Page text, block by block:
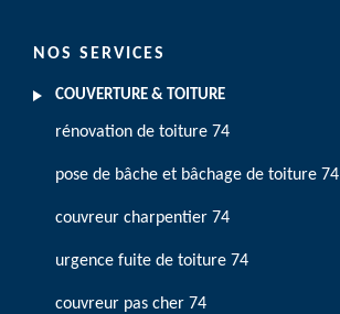
NOS SERVICES
COUVERTURE & TOITURE
rénovation de toiture 74
pose de bâche et bâchage de toiture 74
couvreur charpentier 74
urgence fuite de toiture 74
couvreur pas cher 74